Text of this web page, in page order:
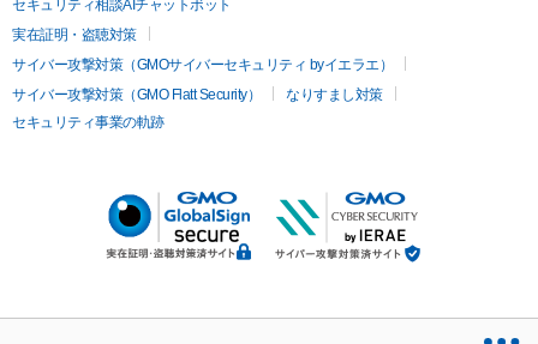
セキュリティ相談AIチャットボット
実在証明・盗聴対策
サイバー攻撃対策（GMOサイバーセキュリティ byイエラエ）
サイバー攻撃対策（GMO Flatt Security）
なりすまし対策
セキュリティ事業の軌跡